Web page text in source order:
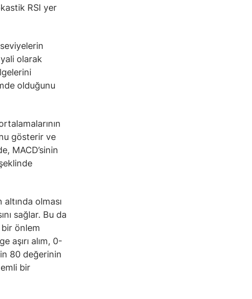
RSI yer
olarak
olduğunu
gösterir ve
MACD’sinin
altında olması
sağlar. Bu da
bir önlem
aşırı alım, 0-
80 değerinin
bir